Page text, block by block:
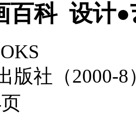
百科 设计●
版社（2000-8